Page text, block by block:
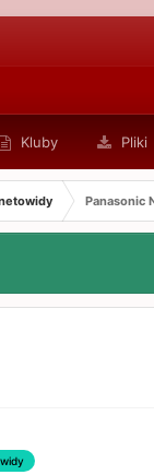
Kluby Pliki
Panasonic